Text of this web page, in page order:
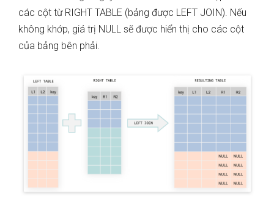
các cột từ RIGHT TABLE (bảng được LEFT JOIN). Nếu
không khớp, giá trị NULL sẽ được hiển thị cho các cột
của bảng bên phải.